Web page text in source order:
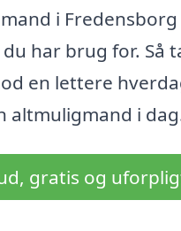
i
har brug for. Så
en lettere
altmuligmand i
gratis og